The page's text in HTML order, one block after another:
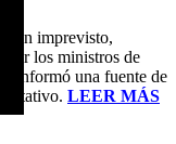
imprevisto,
por los ministros de
informó una fuente de
rotativo. LEER MÁS